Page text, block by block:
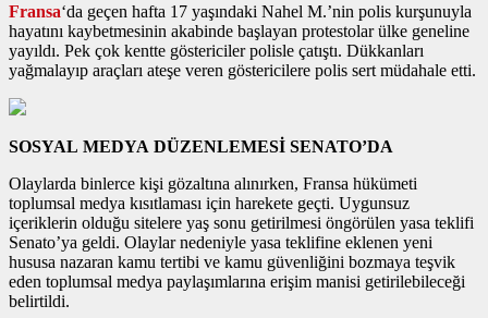
Fransa‘da geçen hafta 17 yaşındaki Nahel M.’nin polis kurşunuyla
hayatını kaybetmesinin akabinde başlayan protestolar ülke geneline
yayıldı. Pek çok kentte göstericiler polisle çatıştı. Dükkanları
yağmalayıp araçları ateşe veren göstericilere polis sert müdahale etti.
SOSYAL MEDYA DÜZENLEMESİ SENATO’DA
Olaylarda binlerce kişi gözaltına alınırken, Fransa hükümeti
toplumsal medya kısıtlaması için harekete geçti. Uygunsuz
içeriklerin olduğu sitelere yaş sonu getirilmesi öngörülen yasa teklifi
Senato’ya geldi. Olaylar nedeniyle yasa teklifine eklenen yeni
hususa nazaran kamu tertibi ve kamu güvenliğini bozmaya teşvik
eden toplumsal medya paylaşımlarına erişim manisi getirilebileceği
belirtildi.